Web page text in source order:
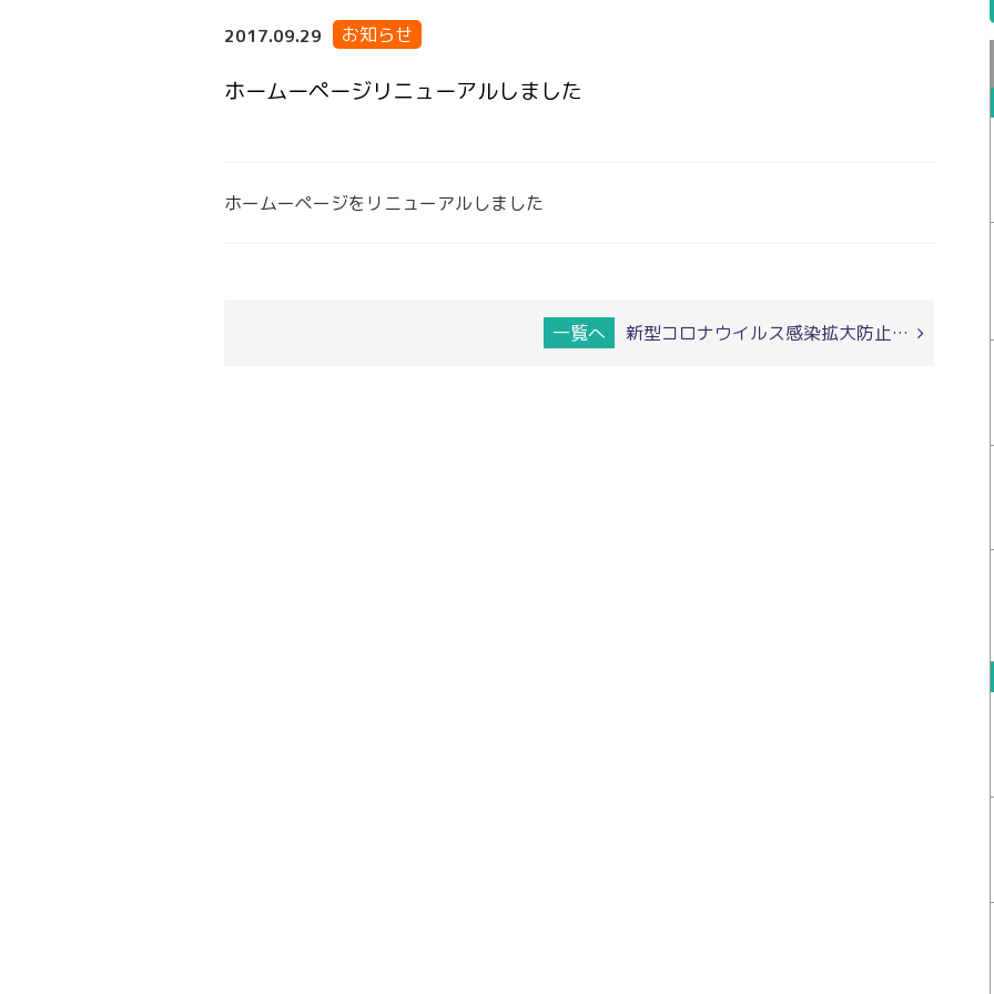
2017.09.29 お知らせ
ホームーページリニューアルしました
ホームーページをリニューアルしました
一覧へ 新型コロナウイルス感染拡大防止…